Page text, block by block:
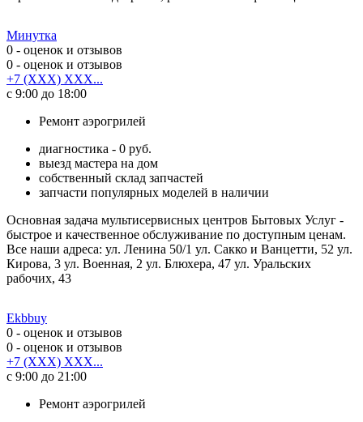
Минутка
0 - оценок и отзывов
0 - оценок и отзывов
+7 (XXX) XXX...
с 9:00 до 18:00
Ремонт аэрогрилей
диагностика - 0 руб.
выезд мастера на дом
собственный склад запчастей
запчасти популярных моделей в наличии
Основная задача мультисервисных центров Бытовых Услуг -
быстрое и качественное обслуживание по доступным ценам.
Все наши адреса: ул. Ленина 50/1 ул. Сакко и Ванцетти, 52 ул.
Кирова, 3 ул. Военная, 2 ул. Блюхера, 47 ул. Уральских
рабочих, 43
Ekbbuy
0 - оценок и отзывов
0 - оценок и отзывов
+7 (XXX) XXX...
с 9:00 до 21:00
Ремонт аэрогрилей